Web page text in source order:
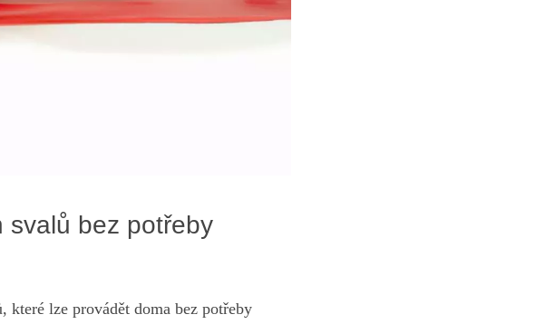
svalů bez potřeby
lze provádět doma ⁢bez potřeby